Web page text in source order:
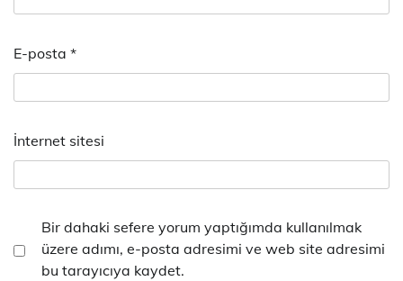
E-posta *
İnternet sitesi
Bir dahaki sefere yorum yaptığımda kullanılmak
üzere adımı, e-posta adresimi ve web site adresimi
bu tarayıcıya kaydet.